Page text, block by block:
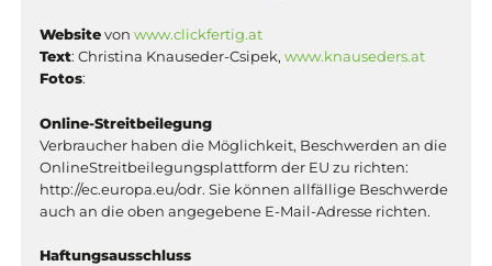
Websitevon www.clickfertig.at
Text: Christina Knauseder-Csipek, www.knauseders.at
Fotos:
Online-Streitbeilegung
Verbraucher haben die Möglichkeit, Beschwerden an die
OnlineStreitbeilegungsplattform der EU zu richten:
http://ec.europa.eu/odr. Sie können allfällige Beschwerde
auch an die oben angegebene E-Mail-Adresse richten.
Haftungsausschluss